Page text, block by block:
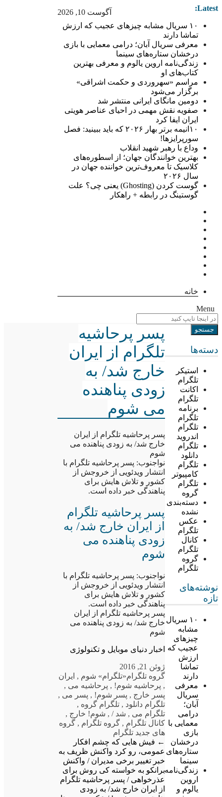
آگوست 10, 2026 Latest:
۱۰ سریال مشابه چیزهای عجیب که ارزش
تماشا دارند
معرفی سریال آبان؛ درامی معمایی با بازی
درخشان ستاره‌های سینما
زندگی‌نامه اروین یالوم و معرفی بهترین
کتاب‌های او
مراسم «سهروردی و حکمت اشراقی»
برگزار می‌شود
دومین مانگای ایرانی منتشر شد
صفویه نقش مهمی در احیای عناصر هویتی
ایران ایفا کرد
۱۰انیمه برتر بهار ۲۰۲۶ که باید ببینید: فصل
سورپرایزها!
وداع با رهبر شهید انقلاب
بهترین خوانندگان جهان؛ از اسطوره‌های
کلاسیک تا معروف‌ترین خواننده جهان در
سال ۲۰۲۶
گوست کردن (Ghosting) یعنی چی؟ علت
گوستینگ در رابطه + راهکار
خانه
Menu
دسته‌ها
استیکر
تلگرام
اکانت
تلگرام
برنامه
تلگرام
تلگرام
اندروید
تلگرام
دانلود
تلگرام
کامپیوتر
تلگرام
گروه
دسته‌بندی
نشده
عکس
تلگرام
کانال
تلگرام
گروه
تلگرام
نوشته‌های
تازه
۱۰ سریال
مشابه
چیزهای
عجیب که
ارزش
تماشا
دارند
معرفی
سریال
آبان؛
درامی
معمایی با
بازی
درخشان
ستاره‌های
سینما
زندگی‌نامه
اروین
یالوم و
پسر پرحاشیه
تلگرام از ایران
خارج شد/ به
زودی پناهنده
می شوم
پسر پرحاشیه تلگرام از ایران
خارج شد/ به زودی پناهنده می
شوم
نواجنوب: پسر پرحاشیه تلگرام با
انتشار ویدئویی از خروجش از
کشور و تلاش هایش برای
پناهندگی خبر داده است.
پسر پرحاشیه تلگرام
از ایران خارج شد/ به
زودی پناهنده می
شوم
نواجنوب: پسر پرحاشیه تلگرام با
انتشار ویدئویی از خروجش از
کشور و تلاش هایش برای
پناهندگی خبر داده است.
پسر پرحاشیه تلگرام از ایران
خارج شد/ به زودی پناهنده می
شوم
اخبار دنیای موبایل و تکنولوژی
ژوئن 21, 2016
گروه تلگرام«تلگرام» شوم , ایران
, پرحاشیه شوم! , پرحاشیه می ,
پسر خارج , پسر شوم! , پسر می ,
تلگرام دانلود , تلگرام گروه ,
تلگرام می , شد /, شوم! خارج ,
کانال تلگرام , گروه تلگرام , گروه
های جدید تلگرام
← فیش هایی که چشم افکار
عمومی، رو کرد واکنش ظریف به
خبر تغییر برخی مدیران / واکنش
برانکو به خواسته کی روش برای
عذرخواهی / پسر پرحاشیه تلگرام
از ایران خارج شد/ به زودی